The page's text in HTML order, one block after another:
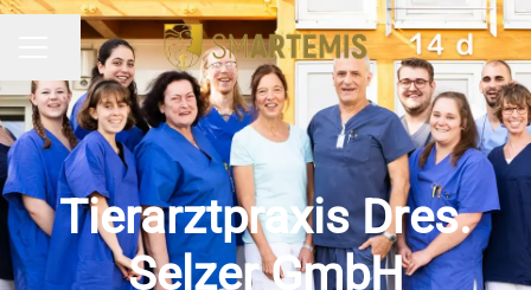
KARRIEREMENÜ
Seite teilen
Tierarztpraxis Dres.
Selzer GmbH